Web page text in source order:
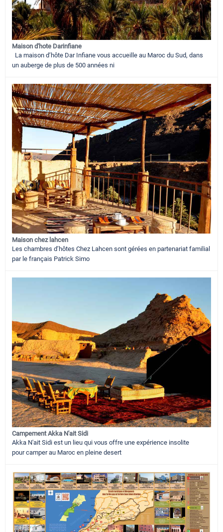
Maison d'hote Darinfiane
La maison d’hôte Dar Infiane vous accueille au Maroc du Sud, dans
un auberge de plus de 500 années ni
Maison chez lahcen
Les chambres d’hôtes Chez Lahcen sont gérées en partenariat familial
par le français Patrick Simo
Campement Akka N'ait Sidi
Akka N'ait Sidi est un lieu qui vous offre une expérience insolite
pour camper au Maroc en pleine desert